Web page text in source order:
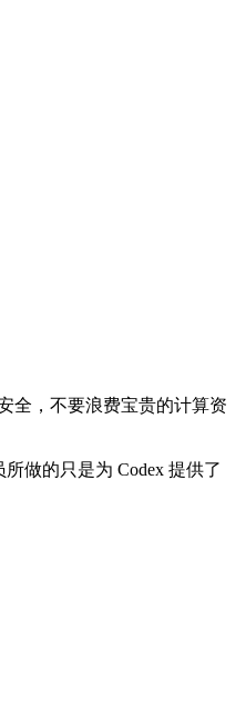
全，不要浪费宝贵的计算资
做的只是为 Codex 提供了